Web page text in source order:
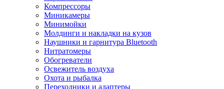
Компрессоры
Миникамеры
Минимойки
Молдинги и накладки на кузов
Наушники и гарнитура Bluetooth
Нитратомеры
Обогреватели
Освежитель воздуха
Охота и рыбалка
Переходники и адаптеры